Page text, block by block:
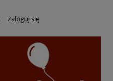
Zaloguj się